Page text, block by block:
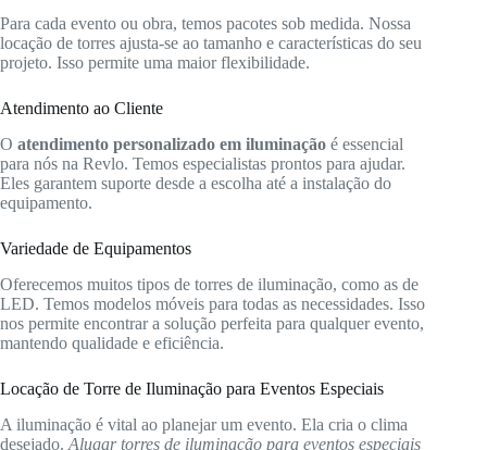
Para cada evento ou obra, temos pacotes sob medida. Nossa
locação de torres ajusta-se ao tamanho e características do seu
projeto. Isso permite uma maior flexibilidade.
Atendimento ao Cliente
O atendimento personalizado em iluminação é essencial
para nós na Revlo. Temos especialistas prontos para ajudar.
Eles garantem suporte desde a escolha até a instalação do
equipamento.
Variedade de Equipamentos
Oferecemos muitos tipos de torres de iluminação, como as de
LED. Temos modelos móveis para todas as necessidades. Isso
nos permite encontrar a solução perfeita para qualquer evento,
mantendo qualidade e eficiência.
Locação de Torre de Iluminação para Eventos Especiais
A iluminação é vital ao planejar um evento. Ela cria o clima
desejado. Alugar torres de iluminação para eventos especiais